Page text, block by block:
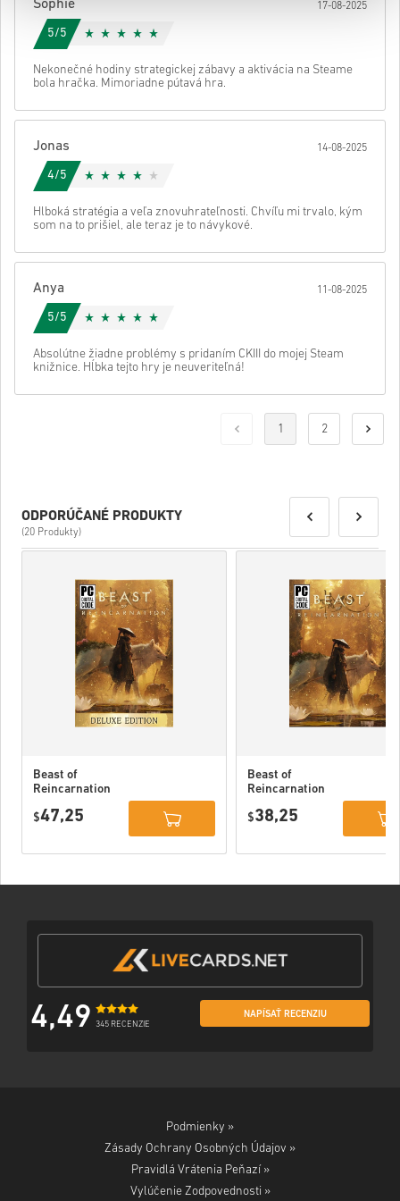
Sophie 17-08-2025
5/5
Nekonečné hodiny strategickej zábavy a aktivácia na Steame
bola hračka. Mimoriadne pútavá hra.
Jonas 14-08-2025
4/5
Hlboká stratégia a veľa znovuhrateľnosti. Chvíľu mi trvalo, kým
som na to prišiel, ale teraz je to návykové.
Anya 11-08-2025
5/5
Absolútne žiadne problémy s pridaním CKIII do mojej Steam
knižnice. Hĺbka tejto hry je neuveriteľná!
1 2
ODPORÚČANÉ PRODUKTY
(20 Produkty)
Beast of
Reincarnation
PC (STEAM)
$47,25
Beast of
Reincarnation
$38,25
4,49 345 RECENZIE
NAPÍSAŤ RECENZIU
Podmienky »
Zásady Ochrany Osobných Údajov »
Pravidlá Vrátenia Peňazí »
Vylúčenie Zodpovednosti »